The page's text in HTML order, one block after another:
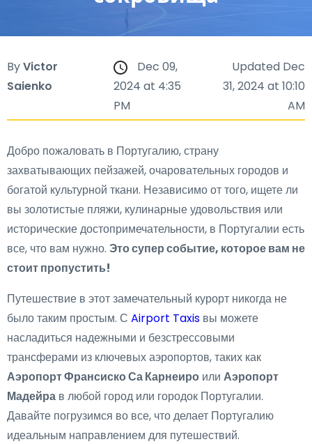
ByVictor
Saienko
Dec 09,
2024 at 4:35
PM
Updated Dec
31, 2024 at 10:10
AM
Добро пожаловать в Португалию, страну
захватывающих пейзажей, очаровательных городов и
богатой культурной ткани. Независимо от того, ищете ли
вы золотистые пляжи, кулинарные удовольствия или
исторические достопримечательности, в Португалии есть
все, что вам нужно. Это супер событие, которое вам не
стоит пропустить!
Путешествие в этот замечательный курорт никогда не
было таким простым. С Airport Taxis вы можете
насладиться надежными и безстрессовыми
трансферами из ключевых аэропортов, таких как
Аэропорт Франсиско Са Карнеиро или Аэропорт
Мадейра в любой город или городок Португалии.
Давайте погрузимся во все, что делает Португалию
идеальным направлением для путешествий.